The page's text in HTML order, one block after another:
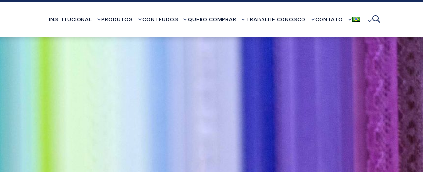
INSTITUCIONAL PRODUTOS CONTEÚDOS QUERO COMPRAR TRABALHE CONOSCO CONTATO